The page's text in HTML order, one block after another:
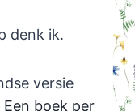
denk ik.
versie
Een boek per